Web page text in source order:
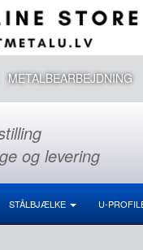
METALBEARBEJDNING
og levering
STÅLBJÆLKE U-